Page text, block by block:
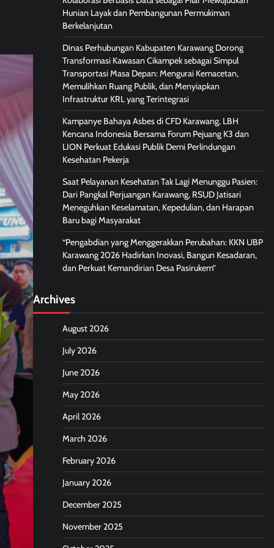
Hunian Layak dan Pembangunan Permukiman
Berkelanjutan
Dinas Perhubungan Kabupaten Karawang Dorong
Transformasi Kawasan Cikampek sebagai Simpul
Transportasi Masa Depan: Mengurai Kemacetan,
Memulihkan Ruang Publik, dan Menyiapkan
Infrastruktur KRL yang Terintegrasi
Kampanye Bahaya Asbes di CFD Karawang, LBH
Kencana Indonesia Bersama Forum Pejuang K3 dan
LION Perkuat Edukasi Publik Demi Perlindungan
Kesehatan Pekerja
Saat Pelayanan Kesehatan Tak Lagi Menunggu Pasien:
Dari Pangkal Perjuangan Karawang, RSUD Jatisari
Meneguhkan Keselamatan, Kepedulian, dan Harapan
Baru bagi Masyarakat
“Pengabdian yang Menggerakkan Perubahan: KKN UBP
Karawang 2026 Hadirkan Inovasi, Bangun Kesadaran,
dan Perkuat Kemandirian Desa Pasirukem”
Archives
August 2026
July 2026
June 2026
May 2026
April 2026
March 2026
February 2026
January 2026
December 2025
November 2025